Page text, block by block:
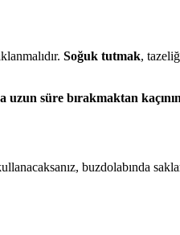
Soğuk tutmak,
uzun süre bırakmaktan kaçının
buzdolabında